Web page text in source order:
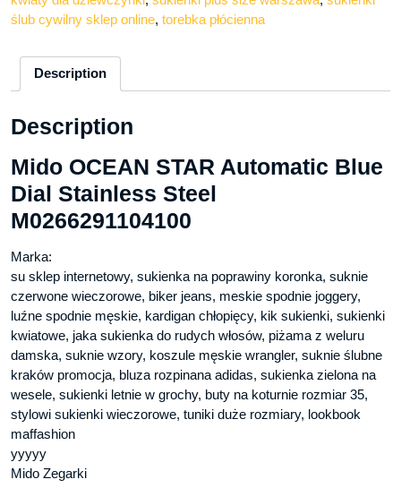
ślub cywilny sklep online, torebka płócienna
Description
Description
Mido OCEAN STAR Automatic Blue
Dial Stainless Steel
M0266291104100
Marka:
su sklep internetowy, sukienka na poprawiny koronka, suknie
czerwone wieczorowe, biker jeans, meskie spodnie joggery,
luźne spodnie męskie, kardigan chłopięcy, kik sukienki, sukienki
kwiatowe, jaka sukienka do rudych włosów, piżama z weluru
damska, suknie wzory, koszule męskie wrangler, suknie ślubne
kraków promocja, bluza rozpinana adidas, sukienka zielona na
wesele, sukienki letnie w grochy, buty na koturnie rozmiar 35,
stylowi sukienki wieczorowe, tuniki duże rozmiary, lookbook
maffashion
yyyyy
Mido Zegarki